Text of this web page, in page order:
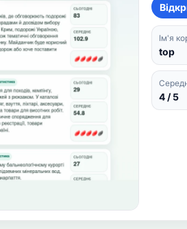
Ім'я
top
4 / 5